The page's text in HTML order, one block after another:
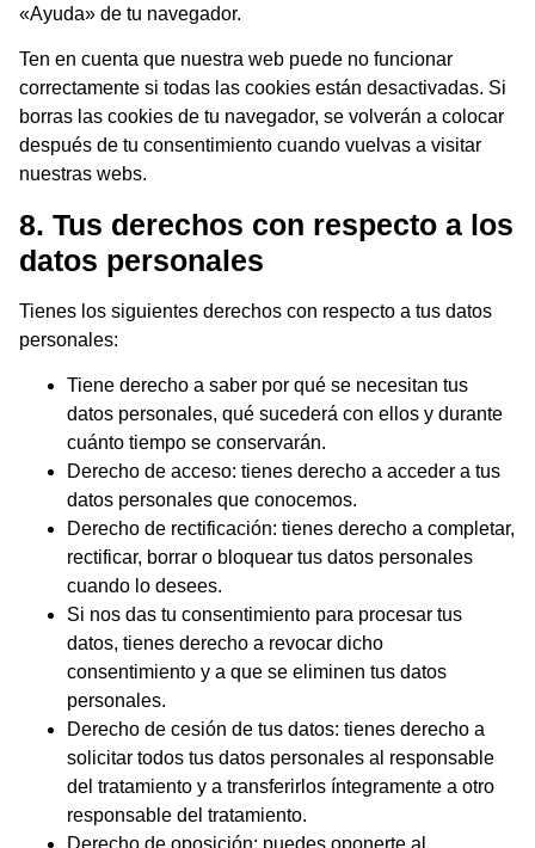
«Ayuda» de tu navegador.
Ten en cuenta que nuestra web puede no funcionar
correctamente si todas las cookies están desactivadas. Si
borras las cookies de tu navegador, se volverán a colocar
después de tu consentimiento cuando vuelvas a visitar
nuestras webs.
8. Tus derechos con respecto a los
datos personales
Tienes los siguientes derechos con respecto a tus datos
personales:
Tiene derecho a saber por qué se necesitan tus
datos personales, qué sucederá con ellos y durante
cuánto tiempo se conservarán.
Derecho de acceso: tienes derecho a acceder a tus
datos personales que conocemos.
Derecho de rectificación: tienes derecho a completar,
rectificar, borrar o bloquear tus datos personales
cuando lo desees.
Si nos das tu consentimiento para procesar tus
datos, tienes derecho a revocar dicho
consentimiento y a que se eliminen tus datos
personales.
Derecho de cesión de tus datos: tienes derecho a
solicitar todos tus datos personales al responsable
del tratamiento y a transferirlos íntegramente a otro
responsable del tratamiento.
Derecho de oposición: puedes oponerte al